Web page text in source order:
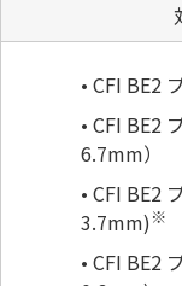
CFI BE2
CFI BE2
6.7mm）
CFI BE2
3.7mm)※
CFI BE2